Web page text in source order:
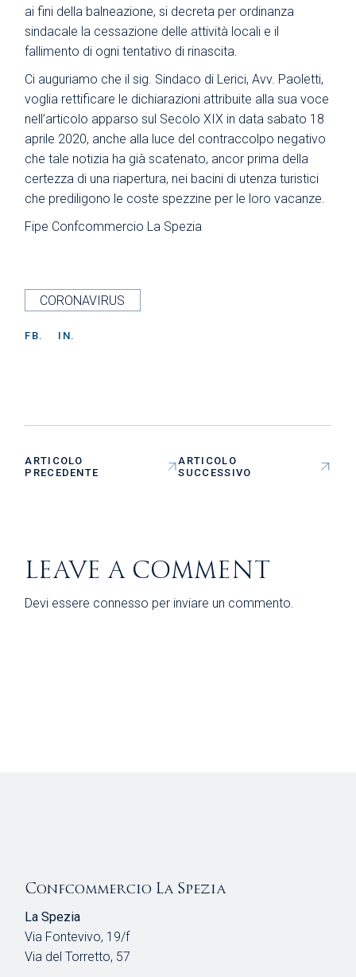
ai fini della balneazione, si decreta per ordinanza
sindacale la cessazione delle attività locali e il
fallimento di ogni tentativo di rinascita.
Ci auguriamo che il sig. Sindaco di Lerici, Avv. Paoletti,
voglia rettificare le dichiarazioni attribuite alla sua voce
nell’articolo apparso sul Secolo XIX in data sabato 18
aprile 2020, anche alla luce del contraccolpo negativo
che tale notizia ha già scatenato, ancor prima della
certezza di una riapertura, nei bacini di utenza turistici
che prediligono le coste spezzine per le loro vacanze.
Fipe Confcommercio La Spezia
CORONAVIRUS
FB. IN.
ARTICOLO
PRECEDENTE
ARTICOLO
SUCCESSIVO
LEAVE A COMMENT
Devi essere connesso per inviare un commento.
Confcommercio La Spezia
La Spezia
Via Fontevivo, 19/f
Via del Torretto, 57